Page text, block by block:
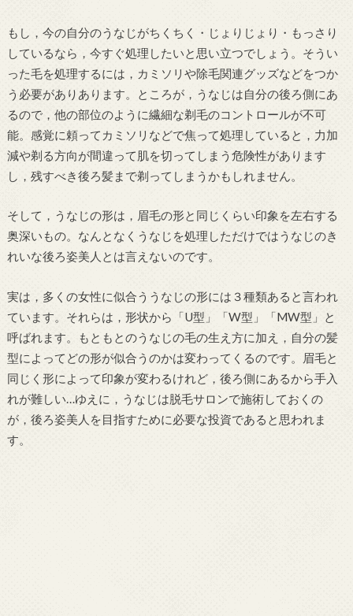
もし，今の自分のうなじがちくちく・じょりじょり・もっさり
しているなら，今すぐ処理したいと思い立つでしょう。そうい
った毛を処理するには，カミソリや除毛関連グッズなどをつか
う必要がありあります。ところが，うなじは自分の後ろ側にあ
るので，他の部位のように繊細な剃毛のコントロールが不可
能。感覚に頼ってカミソリなどで焦って処理していると，力加
減や剃る方向が間違って肌を切ってしまう危険性があります
し，残すべき後ろ髪まで剃ってしまうかもしれません。
そして，うなじの形は，眉毛の形と同じくらい印象を左右する
奥深いもの。なんとなくうなじを処理しただけではうなじのき
れいな後ろ姿美人とは言えないのです。
実は，多くの女性に似合ううなじの形には３種類あると言われ
ています。それらは，形状から「U型」「W型」「MW型」と
呼ばれます。もともとのうなじの毛の生え方に加え，自分の髪
型によってどの形が似合うのかは変わってくるのです。眉毛と
同じく形によって印象が変わるけれど，後ろ側にあるから手入
れが難しい…ゆえに，うなじは脱毛サロンで施術しておくの
が，後ろ姿美人を目指すために必要な投資であると思われま
す。